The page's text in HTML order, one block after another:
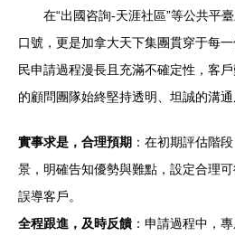
在“出國咨詢-天涯社區”等公共平
口號，更是加拿大天下集團貫穿于每
民申請過程漫長且充滿不確定性，客
的顧問團隊始終堅持透明、坦誠的溝通
實事求是，合理預期 ：在初期評估階
景，明確告知優勢與難點，設定合理
誤導客戶。
全程跟進，及時反饋 ：申請過程中，